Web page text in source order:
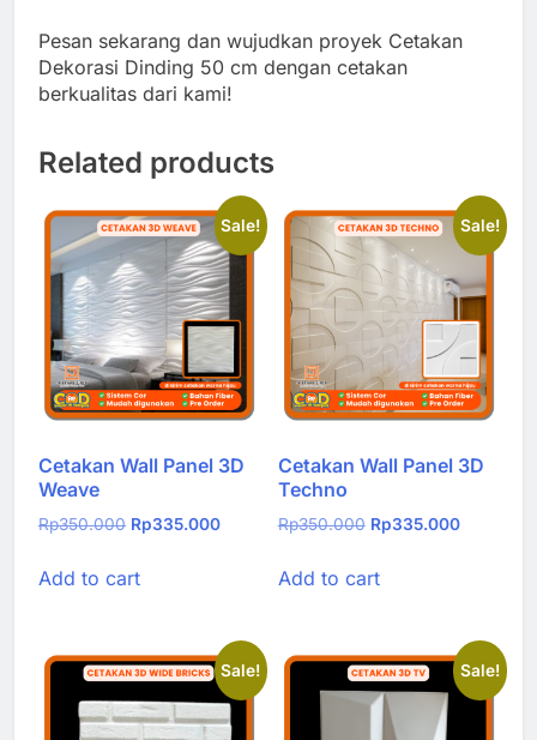
Pesan sekarang dan wujudkan proyek Cetakan
Dekorasi Dinding 50 cm dengan cetakan
berkualitas dari kami!
Related products
Sale!
Cetakan Wall Panel 3D
Weave
Rp350.000 Original
was:
Rp335.000Current
Add to cart
Sale!
Cetakan Wall Panel 3D
Techno
Rp350.000 Original
was:
Rp335.000Current
Add to cart
Sale! Sale!